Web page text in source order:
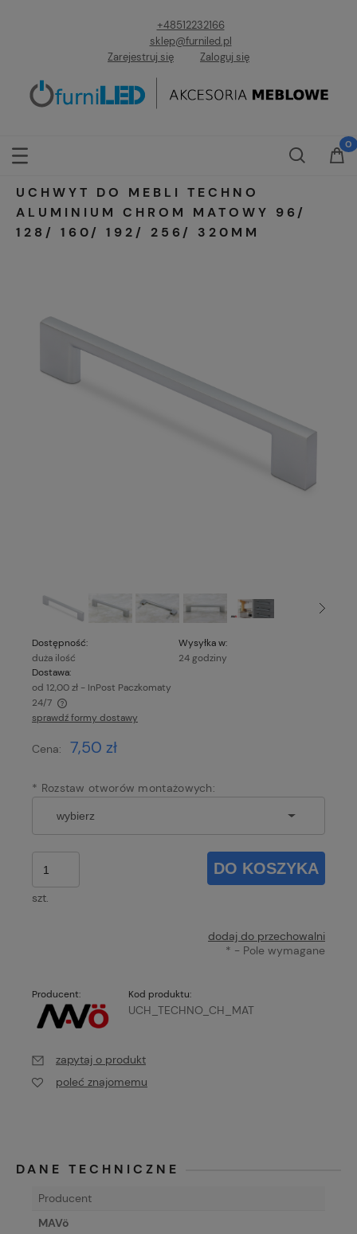
+48512232166
sklep@furniled.pl
Zarejestruj się
Zaloguj się
UCHWYT DO MEBLI TECHNO
ALUMINIUM CHROM MATOWY 96/
128/ 160/ 192/ 256/ 320MM
Dostępność:
duża ilość
Wysyłka w:
24 godziny
Dostawa:
od 12,00 zł - InPost Paczkomaty
24/7
Cena nie zawiera ewentualnych kosztów płatności
sprawdź formy dostawy
Cena: 7,50 zł
* Rozstaw otworów montażowych:
szt.
DO KOSZYKA
dodaj do przechowalni
* - Pole wymagane
Producent: Kod produktu:
UCH_TECHNO_CH_MAT
zapytaj o produkt
poleć znajomemu
DANE TECHNICZNE
Producent
MAVö